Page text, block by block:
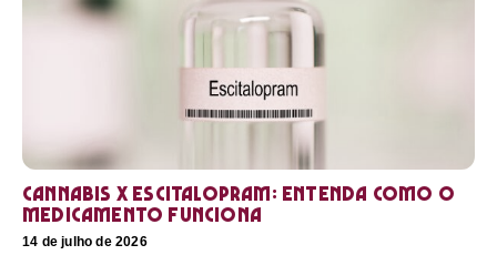
Cannabis X Escitalopram: Entenda como o
medicamento funciona
14 de julho de 2026